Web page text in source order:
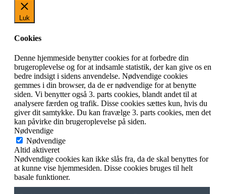
Luk
Cookies
Denne hjemmeside benytter cookies for at forbedre din
brugeroplevelse og for at indsamle statistik, der kan give os en
bedre indsigt i sidens anvendelse. Nødvendige cookies
gemmes i din browser, da de er nødvendige for at benytte
siden. Vi benytter også 3. parts cookies, blandt andet til at
analysere færden og trafik. Disse cookies sættes kun, hvis du
giver dit samtykke. Du kan fravælge 3. parts cookies, men det
kan påvirke din brugeroplevelse på siden.
Nødvendige
Nødvendige
Altid aktiveret
Nødvendige cookies kan ikke slås fra, da de skal benyttes for
at kunne vise hjemmesiden. Disse cookies bruges til helt
basale funktioner.